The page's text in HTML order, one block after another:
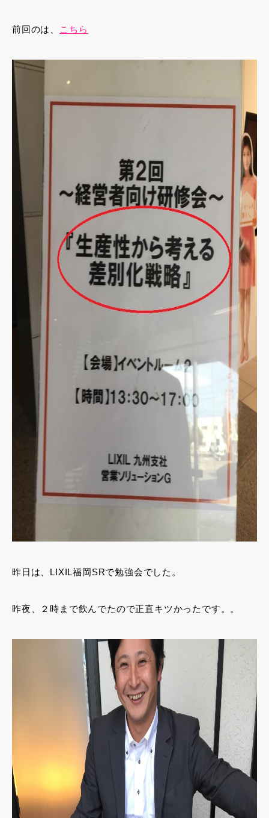
前回のは、 こちら
昨日は、LIXIL福岡SRで勉強会でした。
昨夜、２時まで飲んでたので正直キツかったです。。